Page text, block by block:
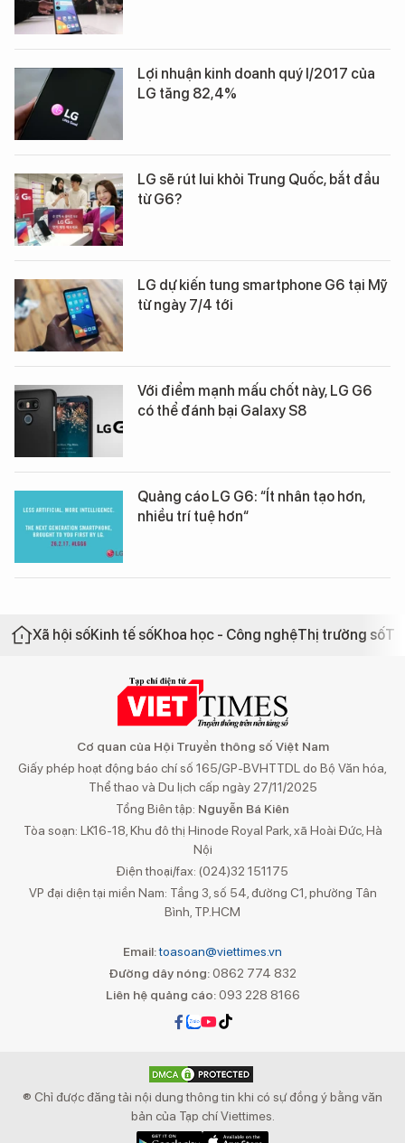
Lợi nhuận kinh doanh quý I/2017 của
LG tăng 82,4%
LG sẽ rút lui khỏi Trung Quốc, bắt đầu
từ G6?
LG dự kiến tung smartphone G6 tại Mỹ
từ ngày 7/4 tới
Với điểm mạnh mấu chốt này, LG G6
có thể đánh bại Galaxy S8
Quảng cáo LG G6: “Ít nhân tạo hơn,
nhiều trí tuệ hơn“
Xã hội sốKinh tế sốKhoa học - Công nghệThị trường số
Cơ quan của Hội Truyền thông số Việt Nam
Giấy phép hoạt động báo chí số 165/GP-BVHTTDL do Bộ Văn hóa,
Thể thao và Du lịch cấp ngày 27/11/2025
Tổng Biên tập: Nguyễn Bá Kiên
Tòa soạn: LK16-18, Khu đô thị Hinode Royal Park, xã Hoài Đức, Hà
Nội
Điện thoại/fax: (024)32 151175
VP đại diện tại miền Nam: Tầng 3, số 54, đường C1, phường Tân
Bình, TP.HCM
Email:toasoan@viettimes.vn
Đường dây nóng: 0862 774 832
Liên hệ quảng cáo:093 228 8166
® Chỉ được đăng tải nội dung thông tin khi có sự đồng ý bằng văn
bản của Tạp chí Viettimes.